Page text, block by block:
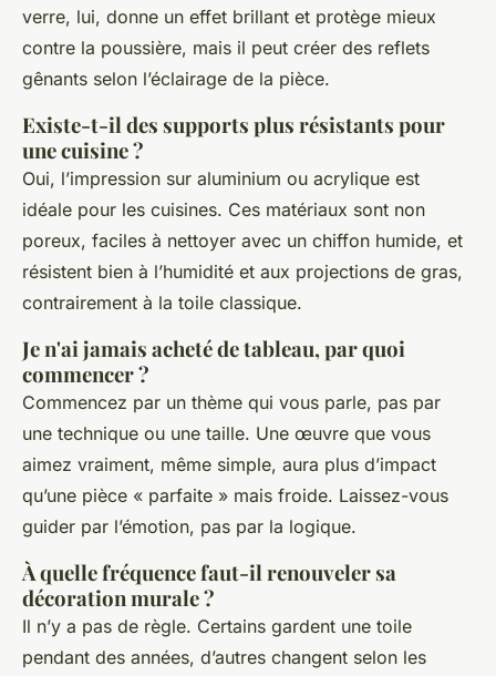
verre, lui, donne un effet brillant et protège mieux
contre la poussière, mais il peut créer des reflets
gênants selon l’éclairage de la pièce.
Existe-t-il des supports plus résistants pour
une cuisine ?
Oui, l’impression sur aluminium ou acrylique est
idéale pour les cuisines. Ces matériaux sont non
poreux, faciles à nettoyer avec un chiffon humide, et
résistent bien à l’humidité et aux projections de gras,
contrairement à la toile classique.
Je n'ai jamais acheté de tableau, par quoi
commencer ?
Commencez par un thème qui vous parle, pas par
une technique ou une taille. Une œuvre que vous
aimez vraiment, même simple, aura plus d’impact
qu’une pièce « parfaite » mais froide. Laissez-vous
guider par l’émotion, pas par la logique.
À quelle fréquence faut-il renouveler sa
décoration murale ?
Il n’y a pas de règle. Certains gardent une toile
pendant des années, d’autres changent selon les